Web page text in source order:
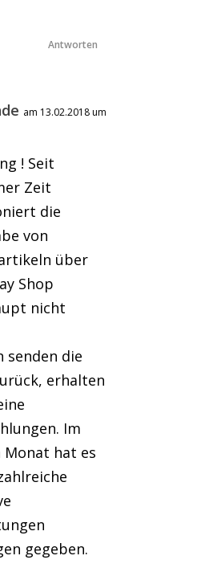
Antworten
am 13.02.2018 um
! Seit
Zeit
die
von
über
Shop
nicht
senden die
erhalten
Im
hat es
gegeben.